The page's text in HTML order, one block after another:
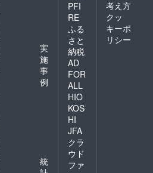
実
施
事
例
統
PFI
RE
ふる
さと
納税
AD
FOR
ALL
HIO
KOS
HI
JFA
クラ
ウド
ファ
考え方
クッ
キーポ
リシー